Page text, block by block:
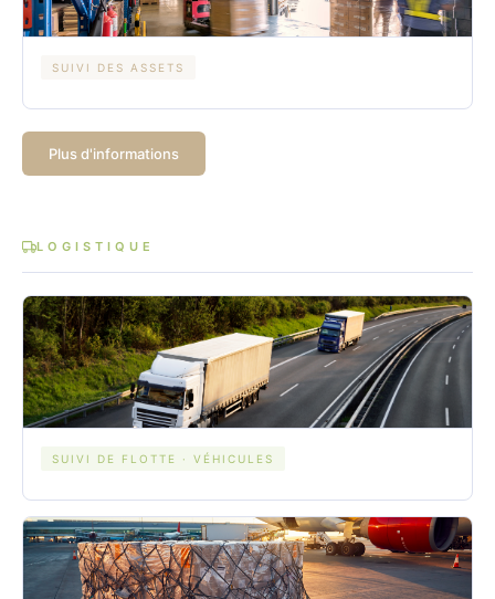
SUIVI DES ASSETS
Plus d'informations
LOGISTIQUE
SUIVI DE FLOTTE · VÉHICULES